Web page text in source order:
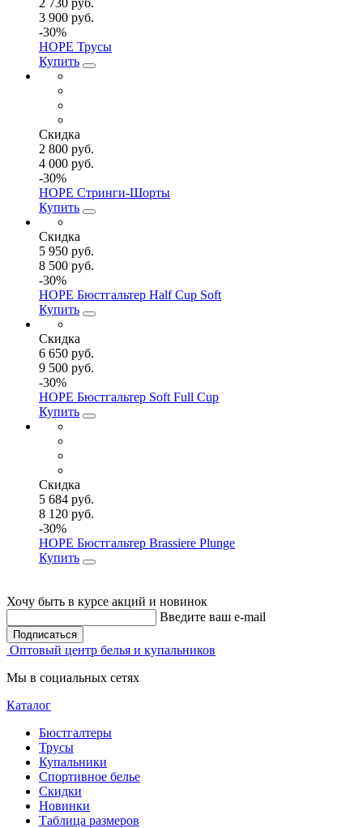
3 900 руб.
-30%
HOPE Трусы
Купить
Скидка
2 800 руб.
4 000 руб.
-30%
HOPE Стринги-Шорты
Купить
Скидка
5 950 руб.
8 500 руб.
-30%
HOPE Бюстгальтер Half Cup Soft
Купить
Скидка
6 650 руб.
9 500 руб.
-30%
HOPE Бюстгальтер Soft Full Cup
Купить
Скидка
5 684 руб.
8 120 руб.
-30%
HOPE Бюстгальтер Brassiere Plunge
Купить
Хочу быть в курсе акций и новинок
Введите ваш e-mail
Подписаться
Оптовый центр белья и купальников
Мы в социальных сетях
Каталог
Бюстгалтеры
Трусы
Купальники
Спортивное белье
Скидки
Новинки
Таблица размеров